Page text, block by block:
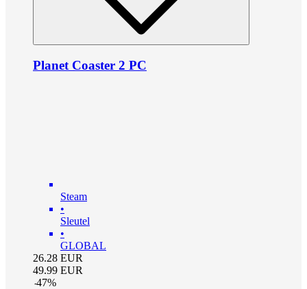
Planet Coaster 2 PC
Steam
•
Sleutel
•
GLOBAL
26.28 EUR
49.99 EUR
-47%